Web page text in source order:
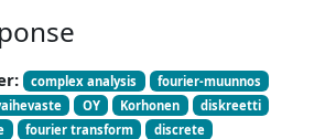
complex analysis
fourier-muunnos
OY Korhonen
diskreetti
fourier transform discrete